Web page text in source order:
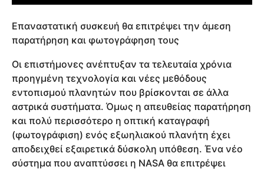
Επαναστατική συσκευή θα επιτρέψει την άμεση
παρατήρηση και φωτογράφηση τους
Οι επιστήμονες ανέπτυξαν τα τελευταία χρόνια
προηγμένη τεχνολογία και νέες μεθόδους
εντοπισμού πλανητών που βρίσκονται σε άλλα
αστρικά συστήματα. Όμως η απευθείας παρατήρηση
και πολύ περισσότερο η οπτική καταγραφή
(φωτογράφιση) ενός εξωηλιακού πλανήτη έχει
αποδειχθεί εξαιρετικά δύσκολη υπόθεση. Ένα νέο
σύστημα που αναπτύσσει η NASA θα επιτρέψει